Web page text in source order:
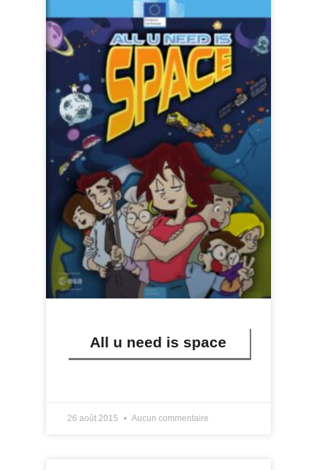
All u need is space
26 août 2015 Aucun commentaire